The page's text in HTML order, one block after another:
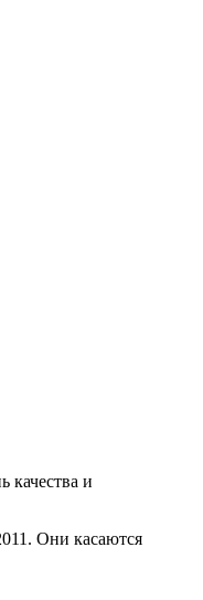
качества и
Они касаются